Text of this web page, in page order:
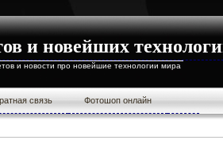
и новейших
и новости про новейшие технологии мира
связь Фотошоп онлайн